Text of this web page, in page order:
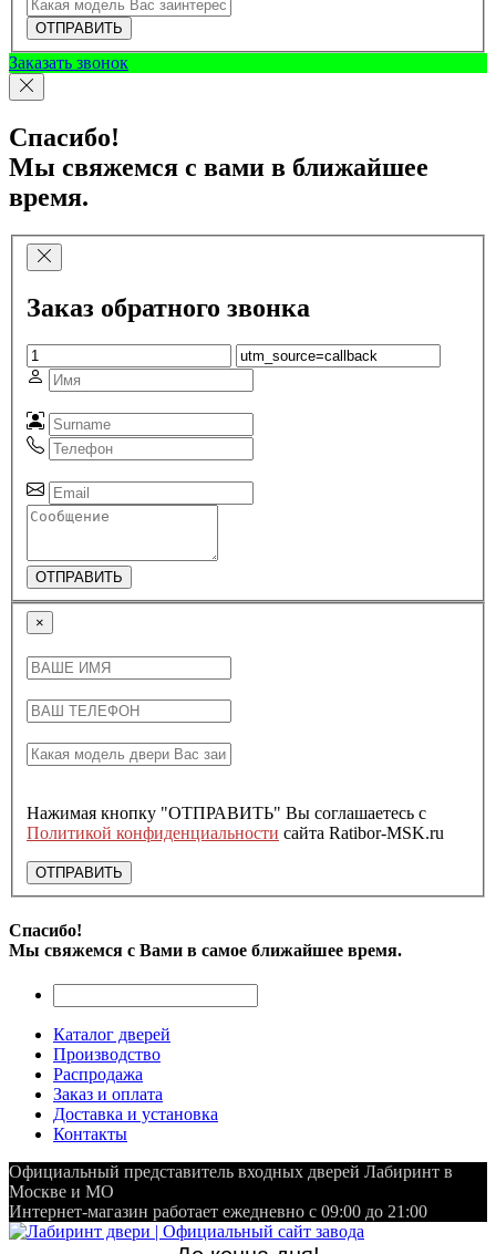
ОТПРАВИТЬ
Заказать звонок
Спасибо!
Мы свяжемся с вами в ближайшее
время.
Заказ обратного звонка
ОТПРАВИТЬ
×
Нажимая кнопку "ОТПРАВИТЬ" Вы соглашаетесь с
Политикой конфиденциальности сайта Ratibor-MSK.ru
ОТПРАВИТЬ
Спасибо!
Мы свяжемся с Вами в самое ближайшее время.
Каталог дверей
Производство
Распродажа
Заказ и оплата
Доставка и установка
Контакты
Официальный представитель входных дверей Лабиринт в
Москве и МО
Интернет-магазин работает ежедневно с 09:00 до 21:00